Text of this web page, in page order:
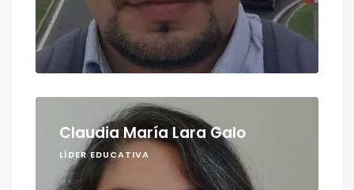
Claudia María Lara Galo
LÍDER EDUCATIVA